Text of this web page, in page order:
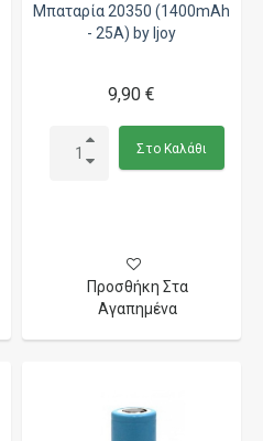
Μπαταρία 20350 (1400mAh
- 25A) by Ijoy
9,90 €
Στο Καλάθι
Προσθήκη Στα
Αγαπημένα